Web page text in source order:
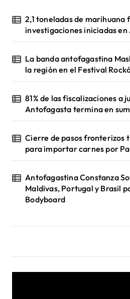
2,1 toneladas de marihuana
investigaciones iniciadas
La banda antofagastina
la región en el Festival
81% de las fiscalizaciones a
Antofagasta termina en
Cierre de pasos fronterizos
para importar carnes por
Antofagastina Constanza
Maldivas, Portugal y Brasil
Bodyboard